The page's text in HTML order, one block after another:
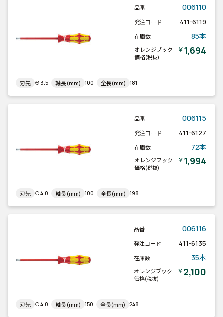
品番 006110
発注コード 411-6119
在庫数 85本
オレンジブック
価格(税抜)
￥1,694
刃先 ⊖3.5 軸長(mm) 100 全長(mm) 181
品番 006115
発注コード 411-6127
在庫数 72本
オレンジブック
価格(税抜)
￥1,994
刃先 ⊖4.0 軸長(mm) 100 全長(mm) 198
品番 006116
発注コード 411-6135
在庫数 35本
オレンジブック
価格(税抜)
￥2,100
刃先 ⊖4.0 軸長(mm) 150 全長(mm) 248